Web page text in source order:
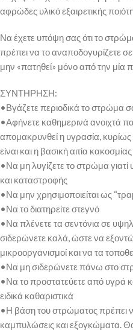
αφρώδες υλικό εξαιρετικής
Να έχετε υπόψη σας ότι το
πρέπει να το αναποδογυρίζετε
μην «πατηθεί» μόνο από την μία
ΣΥΝΤΗΡΗΣΗ:
•Βγάζετε περιοδικά το στρώμα
•Αφήνετε καθημερινά ανοιχτά
απομακρυνθεί η υγρασία,
είναι και η βασική αιτία
•Να μη λυγίζετε το στρώμα
και καταστροφής
•Να μην χρησιμοποιείται ως
•Να το διατηρείτε στεγνό
•Να πλένετε τα σεντόνια σε
σιδερώνετε καλά, ώστε να
μικροοργανισμοί και να τα
•Να μη σιδερώνετε πάνω στο
•Να το προστατεύετε από υγρά
ειδικά καθαριστικά
•Η βάση του στρώματος πρέπει
καμπυλώσεις και εξογκώματα. Θα